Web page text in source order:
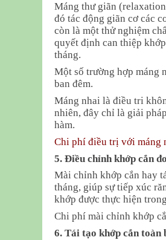
Máng thư giãn
đó tác động giãn cơ các
còn là một thử nghiệm
quyết định can thiệp
tháng.
Một số trường hợp máng
ban đêm.
Máng nhai là điều tri
nhiên, đây chỉ là giải
hàm.
Chi phí điều trị với máng
5. Điều chỉnh khớp cắn
Mài chỉnh khớp cắn hay
tháng, giúp sự tiếp xúc
khớp được thực hiện
Chi phí mài chỉnh khớp
6. Tái tạo khớp cắn toàn